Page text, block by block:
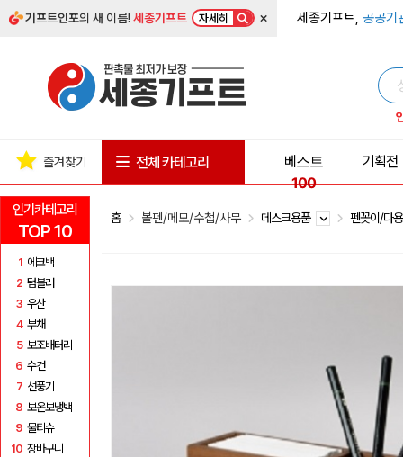
기프트인포의 새 이름!세종기프트 자세히 × 세종기프트, 공공기
인기카테고리
TOP 10
1 에코백
2 텀블러
3 우산
4 부채
5 보조배터리
6 수건
7 선풍기
8 보온보냉백
9 물티슈
10 장바구니
즐겨찾기 전체 카테고리
베스트
100
기획전
홈 볼펜/메모/수첩/사무 데스크용품 펜꽂이/다